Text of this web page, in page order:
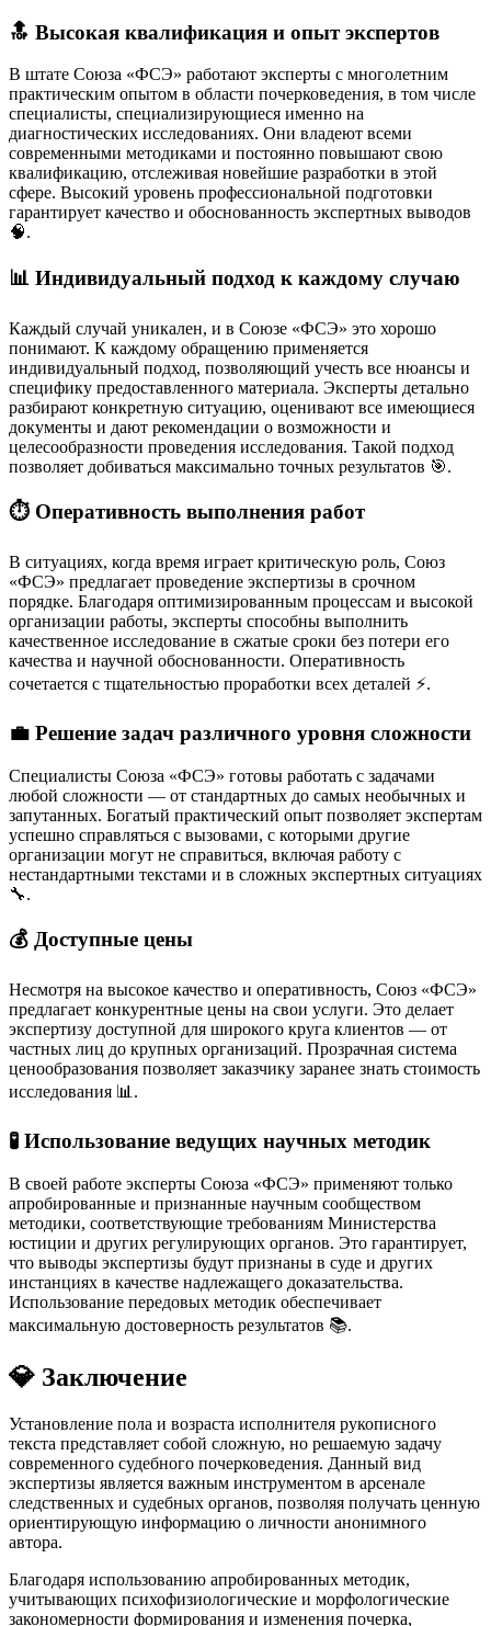
🔝 Высокая квалификация и опыт экспертов
В штате Союза «ФСЭ» работают эксперты с многолетним
практическим опытом в области почерковедения, в том числе
специалисты, специализирующиеся именно на
диагностических исследованиях. Они владеют всеми
современными методиками и постоянно повышают свою
квалификацию, отслеживая новейшие разработки в этой
сфере. Высокий уровень профессиональной подготовки
гарантирует качество и обоснованность экспертных выводов
🧠.
📊 Индивидуальный подход к каждому случаю
Каждый случай уникален, и в Союзе «ФСЭ» это хорошо
понимают. К каждому обращению применяется
индивидуальный подход, позволяющий учесть все нюансы и
специфику предоставленного материала. Эксперты детально
разбирают конкретную ситуацию, оценивают все имеющиеся
документы и дают рекомендации о возможности и
целесообразности проведения исследования. Такой подход
позволяет добиваться максимально точных результатов 🎯.
⏱️ Оперативность выполнения работ
В ситуациях, когда время играет критическую роль, Союз
«ФСЭ» предлагает проведение экспертизы в срочном
порядке. Благодаря оптимизированным процессам и высокой
организации работы, эксперты способны выполнить
качественное исследование в сжатые сроки без потери его
качества и научной обоснованности. Оперативность
сочетается с тщательностью проработки всех деталей ⚡.
💼 Решение задач различного уровня сложности
Специалисты Союза «ФСЭ» готовы работать с задачами
любой сложности — от стандартных до самых необычных и
запутанных. Богатый практический опыт позволяет экспертам
успешно справляться с вызовами, с которыми другие
организации могут не справиться, включая работу с
нестандартными текстами и в сложных экспертных ситуациях
🔧.
💰 Доступные цены
Несмотря на высокое качество и оперативность, Союз «ФСЭ»
предлагает конкурентные цены на свои услуги. Это делает
экспертизу доступной для широкого круга клиентов — от
частных лиц до крупных организаций. Прозрачная система
ценообразования позволяет заказчику заранее знать стоимость
исследования 📊.
🧪 Использование ведущих научных методик
В своей работе эксперты Союза «ФСЭ» применяют только
апробированные и признанные научным сообществом
методики, соответствующие требованиям Министерства
юстиции и других регулирующих органов. Это гарантирует,
что выводы экспертизы будут признаны в суде и других
инстанциях в качестве надлежащего доказательства.
Использование передовых методик обеспечивает
максимальную достоверность результатов 📚.
💎 Заключение
Установление пола и возраста исполнителя рукописного
текста представляет собой сложную, но решаемую задачу
современного судебного почерковедения. Данный вид
экспертизы является важным инструментом в арсенале
следственных и судебных органов, позволяя получать ценную
ориентирующую информацию о личности анонимного
автора.
Благодаря использованию апробированных методик,
учитывающих психофизиологические и морфологические
закономерности формирования и изменения почерка,